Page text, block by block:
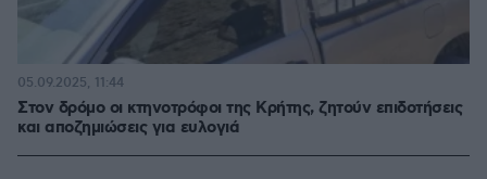
Στον δρόμο οι κτηνοτρόφοι της Κρήτης, ζητούν επιδοτήσεις
και αποζημιώσεις για ευλογιά
05.09.2025, 11:44